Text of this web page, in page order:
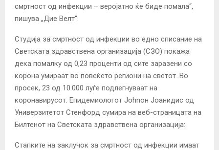
смртност од инфекции – веројатно ќе биде помала“,
пишува „Дие Велт“.
Студија за смртност од инфекции во едно списание на
Светската здравствена организација (СЗО) покажа
дека помалку од 0,23 проценти од сите заразени со
корона умираат во повеќето региони на светот. Во
просек, 23 од 10.000 луѓе подлегнуваат на
коронавирусот. Епидемиологот Johnон Јоанидис од
Универзитетот Стенфорд сумира на веб-страницата на
Билтенот на Светската здравствена организација:
Стапките на заклучок за смртност од инфекции имаат